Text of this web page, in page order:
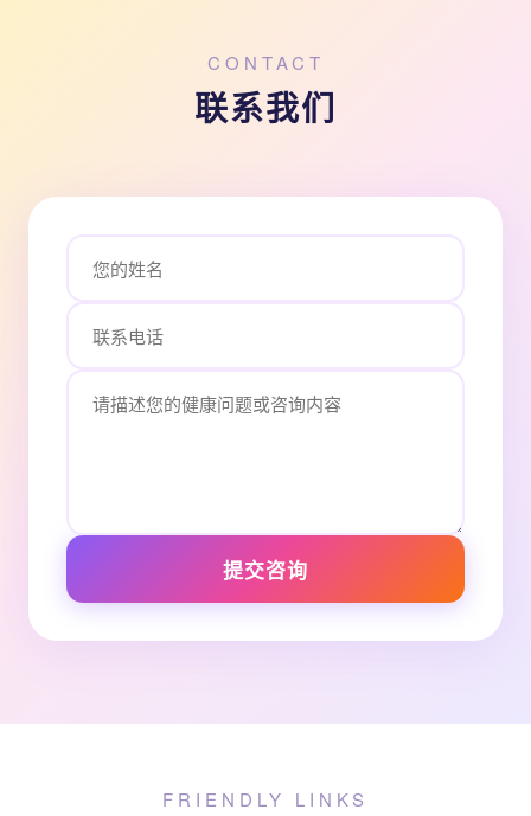
CONTACT
联系我们
提交咨询
FRIENDLY LINKS